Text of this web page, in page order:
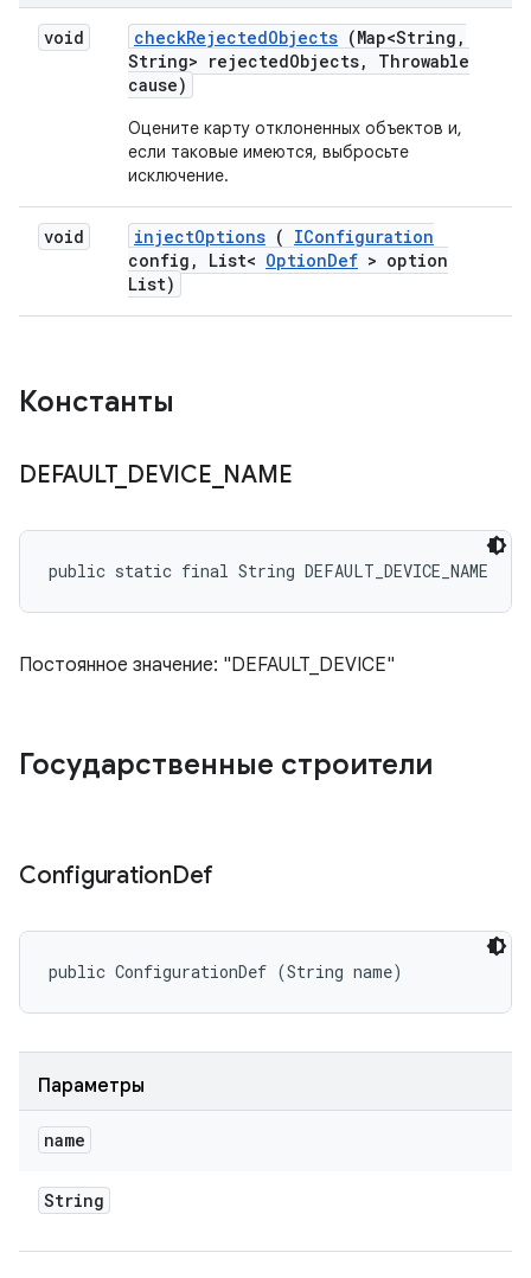
void checkRejectedObjects (Map<String ,
String> rejectedObjects,
Throwable
cause)
Оцените карту отклоненных объектов и,
если таковые имеются, выбросьте
исключение.
void injectOptions ( IConfiguration
config , List< OptionDef > option
List)
Константы
DEFAULT_ DEVICE NAME
public static final String DEFAULT_DEVICE_NAME
Постоянное значение: "DEFAULT_DEVICE"
Государственные строители
ConfigurationDef
public ConfigurationDef (String name)
Параметры
name
String